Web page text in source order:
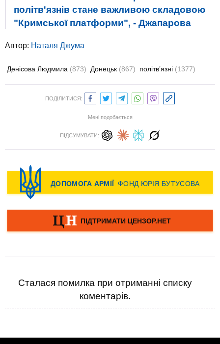
політв'язнів стане важливою складовою
"Кримської платформи", - Джапарова
Автор: Наталя Джума
Денісова Людмила (873) Донецьк (867) політв’язні (1377)
ПОДІЛИТИСЯ:
Мені подобається
ПІДСУМУВАТИ:
Сталася помилка при отриманні списку
коментарів.